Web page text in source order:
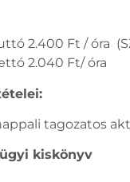
2.400 Ft / óra
2.040 Ft/ óra
tagozatos
kiskönyv